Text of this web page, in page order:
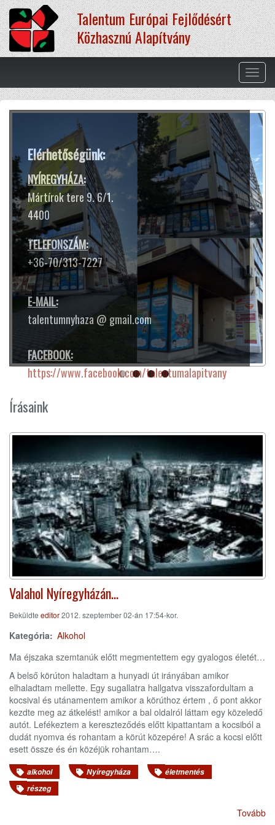
Ugrás
a
tartalomra
Talentum Európai Fejlődésért
Közhasznú Alapítvány
Elérhetőségünk:
NYÍREGYHÁZA:
Mártírok tere 9. 6/1.
4400
TELEFONSZÁM:
+36-70/313-7227
E-MAIL:
talentumnyhaza @ gmail.com
FACEBOOK:
https://www.facebook.com/talentumalapitvany
Terápiás módszereink
A hangtál harangokhoz hasonló
hangja és rezgése segít ellazulni,
kiszakadni a rohanó hétköznapok
sokszor gondterhelt mókuskerekéből.
Jótékony hatással van az idegrendszerre,
harmóniát teremt lelkünkben
és testünkben.
Írásaink
Valahol Nyíregyházán…
Beküldte editor2012. szeptember 02-án 17:54-kor.
Kategória
Alkohol
Ma éjszaka szemtanúk előtt megmentettem egy gyalogos életét…
A belső körúton haladtam a hunyadi út irányában amikor
elhaladtam mellette. Egy sugallatra hallgatva visszafordultam a
kocsival és utánamentem amikor a körúthoz értem , ő pont akkor
kezdte meg az átkelést! amikor a bal oldalról láttam egy közeledő
autót. Lefékeztem a kereszteződés előtt kipattantam a kocsiból a
dudát nyomva és rohantam a körút közepére! A srác a kocsi előtt
esett össze és én közéjük rohantam….
alkohol Nyíregyháza
életmentés
részeg
Tovább